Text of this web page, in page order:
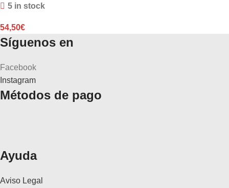
5 in stock
54,50€
Síguenos en
Facebook
Instagram
Métodos de pago
Ayuda
Aviso Legal